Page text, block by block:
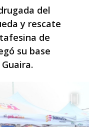
Sáb
del
y rescate
de
su base